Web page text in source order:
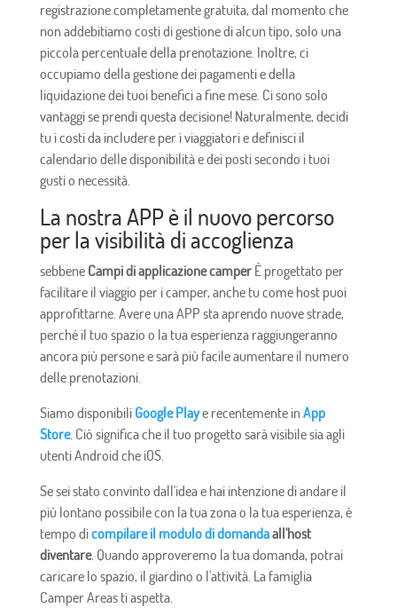
registrazione completamente gratuita, dal momento che
non addebitiamo costi di gestione di alcun tipo, solo una
piccola percentuale della prenotazione. Inoltre, ci
occupiamo della gestione dei pagamenti e della
liquidazione dei tuoi benefici a fine mese. Ci sono solo
vantaggi se prendi questa decisione! Naturalmente, decidi
tu i costi da includere per i viaggiatori e definisci il
calendario delle disponibilità e dei posti secondo i tuoi
gusti o necessità.
La nostra APP è il nuovo percorso
per la visibilità di accoglienza
sebbene Campi di applicazione camperÈ progettato per
facilitare il viaggio per i camper, anche tu come host puoi
approfittarne. Avere una APP sta aprendo nuove strade,
perché il tuo spazio o la tua esperienza raggiungeranno
ancora più persone e sarà più facile aumentare il numero
delle prenotazioni.
Siamo disponibili Google Playe recentemente inApp
Store. Ciò significa che il tuo progetto sarà visibile sia agli
utenti Android che iOS.
Se sei stato convinto dall'idea e hai intenzione di andare il
più lontano possibile con la tua zona o la tua esperienza, è
tempo dicompilare il modulo di domandaall'host
diventare. Quando approveremo la tua domanda, potrai
caricare lo spazio, il giardino o l'attività. La famiglia
Camper Areas ti aspetta.